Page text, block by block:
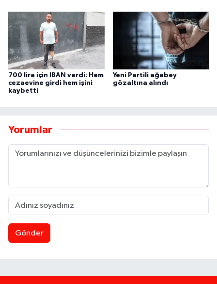
700 lira için IBAN verdi: Hem
cezaevine girdi hem işini
kaybetti
Yeni Partili ağabey
gözaltına alındı
Yorumlar
Gönder